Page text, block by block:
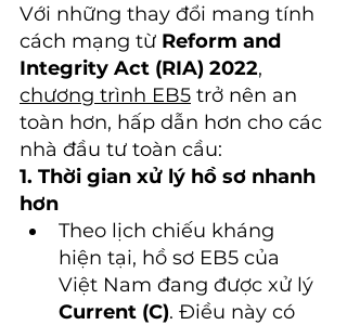
Với những thay đổi mang tính
cách mạng từ Reform and
Integrity Act (RIA) 2022,
chương trình EB5 trở nên an
toàn hơn, hấp dẫn hơn cho các
nhà đầu tư toàn cầu:
1. Thời gian xử lý hồ sơ nhanh
hơn
Theo lịch chiếu kháng
hiện tại, hồ sơ EB5 của
Việt Nam đang được xử lý
Current (C). Điều này có